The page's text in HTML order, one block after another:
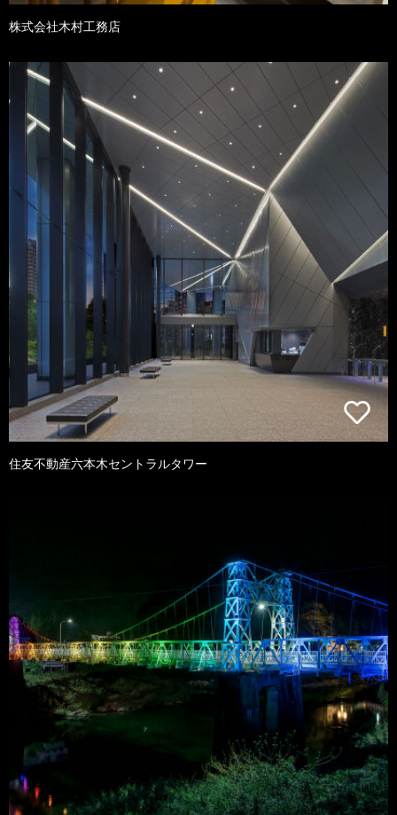
株式会社木村工務店
住友不動産六本木セントラルタワー